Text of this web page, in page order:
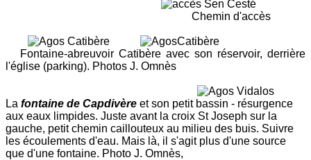
Chemin d'accès
Fontaine-abreuvoir Catibère avec son réservoir, derrière
l'église (parking). Photos J. Omnès
La fontaine de Capdivère et son petit bassin - résurgence
aux eaux limpides. Juste avant la croix St Joseph sur la
gauche, petit chemin caillouteux au milieu des buis. Suivre
les écoulements d'eau. Mais là, il s'agit plus d'une source
que d'une fontaine. Photo J. Omnès,